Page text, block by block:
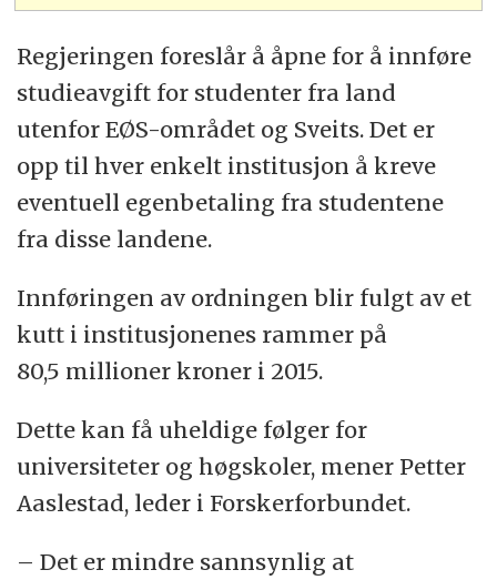
Regjeringen foreslår å åpne for å innføre
studieavgift for studenter fra land
utenfor EØS-området og Sveits. Det er
opp til hver enkelt institusjon å kreve
eventuell egenbetaling fra studentene
fra disse landene.
Innføringen av ordningen blir fulgt av et
kutt i institusjonenes rammer på
80,5 millioner kroner i 2015.
Dette kan få uheldige følger for
universiteter og høgskoler, mener Petter
Aaslestad, leder i Forskerforbundet.
– Det er mindre sannsynlig at